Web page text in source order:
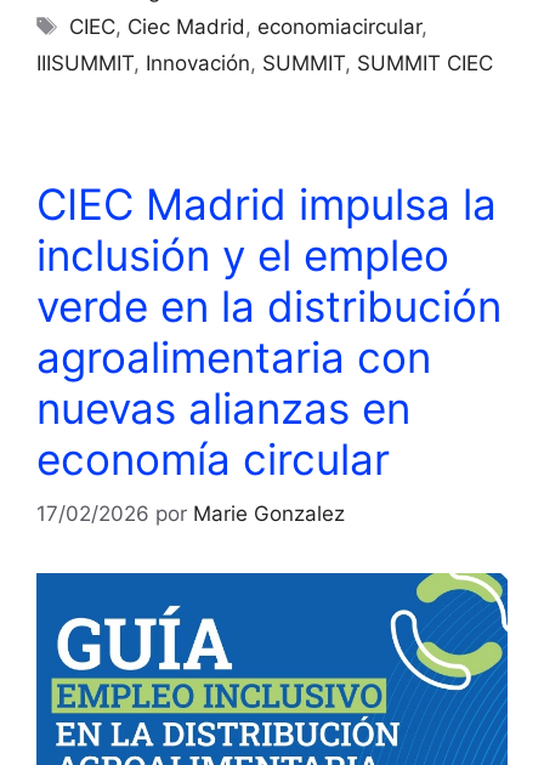
CIEC, Ciec Madrid, economiacircular,
IIISUMMIT, Innovación, SUMMIT, SUMMIT CIEC
CIEC Madrid impulsa la
inclusión y el empleo
verde en la distribución
agroalimentaria con
nuevas alianzas en
economía circular
17/02/2026 por Marie Gonzalez